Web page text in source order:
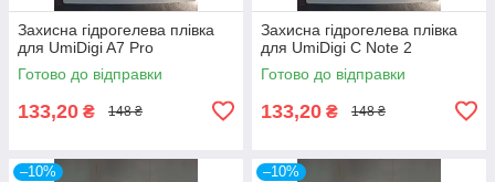
Захисна гідрогелева плівка
для UmiDigi A7 Pro
Готово до відправки
133,20 ₴ 148 ₴
Захисна гідрогелева плівка
для UmiDigi C Note 2
Готово до відправки
133,20 ₴ 148 ₴
–10% –10%